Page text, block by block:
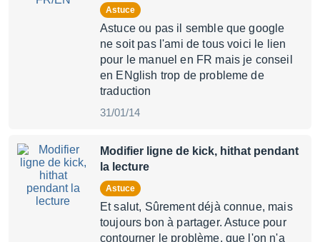
Astuce
Astuce ou pas il semble que google
ne soit pas l'ami de tous voici le lien
pour le manuel en FR mais je conseil
en ENglish trop de probleme de
traduction
31/01/14
Modifier ligne de kick, hithat pendant
la lecture
Astuce
Et salut, Sûrement déjà connue, mais
toujours bon à partager. Astuce pour
contourner le problème, que l'on n'a